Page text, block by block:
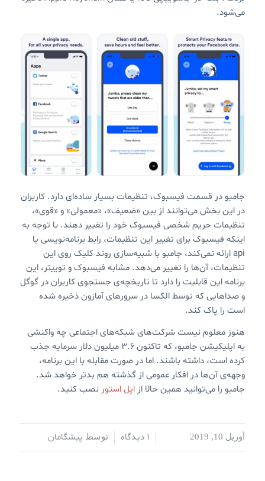
می‌شود.
جامبو در قسمت فیسبوک، تنظیمات بسیار ساده‌ای دارد. کاربران
در این بخش می‌توانند از بین «ضعیف»، «معمولی» و «قوی»،
تنظیمات حریم شخصی فیسبوک خود را تغییر دهند. با توجه به
اینکه فیسبوک برای تغییر این تنظیمات، رابط برنامه‌نویسی یا
api ارائه نمی‌کند، جامبو با شبیه‌سازی روند کلیک روی این
تنظیمات، آن‌ها را تغییر می‌دهد. مشابه فیسبوک و توییتر، این
برنامه این قابلیت را دارد تا تاریخچه‌ی جستجوی کاربران در گوگل
و صداهایی که توسط الکسا در سرورهای آمازون ذخیره شده
است را پاک کند.
هنوز معلوم نیست شرکت‌های شبکه‌های اجتماعی چه واکنشی
به اپلیکیشن جامبو، که تاکنون ۳.۶ میلیون دلار سرمایه جذب
کرده است، داشته باشند. اما در صورت مقابله با این برنامه،
وجهه‌ی آن‌ها در افکار عمومی از گذشته هم بدتر خواهد شد.
جامبو را می‌توانید همین حالا از اپل استور نصب کنید.
آوریل 10, 2019 / 1 دیدگاه توسط پیشگامان